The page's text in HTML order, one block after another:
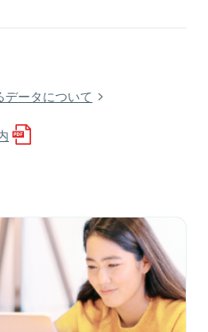
ータについて